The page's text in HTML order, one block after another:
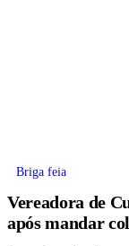
Briga feia
Vereadora de
após mandar